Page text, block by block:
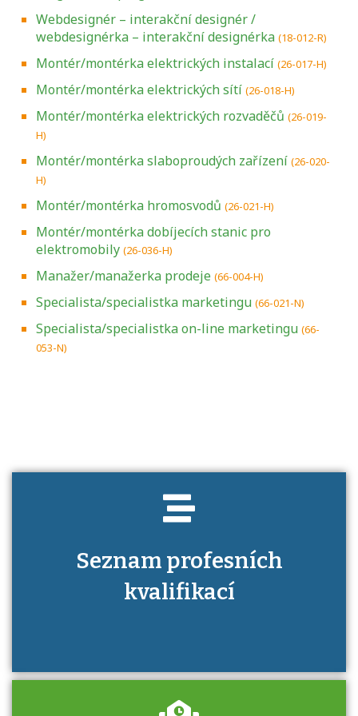
Webdesignér – interakční designér /
webdesignérka – interakční designérka (18-012-R)
Montér/montérka elektrických instalací (26-017-H)
Montér/montérka elektrických sítí (26-018-H)
Montér/montérka elektrických rozvaděčů (26-019-
H)
Montér/montérka slaboproudých zařízení (26-020-
H)
Montér/montérka hromosvodů (26-021-H)
Montér/montérka dobíjecích stanic pro
elektromobily (26-036-H)
Manažer/manažerka prodeje (66-004-H)
Specialista/specialistka marketingu (66-021-N)
Specialista/specialistka on-line marketingu (66-
053-N)
Seznam profesních
kvalifikací
Projděte si seznam profesních kvalifikací.